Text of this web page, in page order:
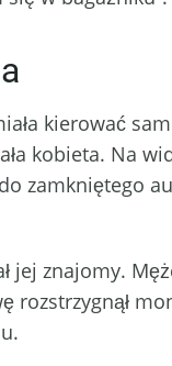
kierować
kobieta. Na
zamkniętego
jej znajomy.
rozstrzygnął